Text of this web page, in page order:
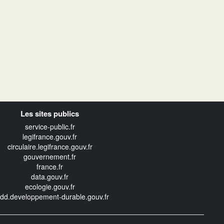
Les sites publics
service-public.fr
legifrance.gouv.fr
circulaire.legifrance.gouv.fr
gouvernement.fr
france.fr
data.gouv.fr
ecologie.gouv.fr
durable.gouv.fr